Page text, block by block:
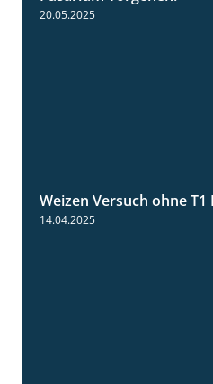
20.05.2025
Weizen Versuch ohne
14.04.2025